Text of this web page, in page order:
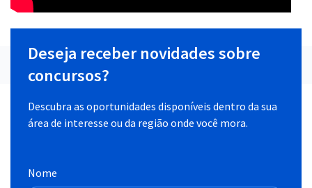
Deseja receber novidades sobre
concursos?
Descubra as oportunidades disponíveis dentro da sua
área de interesse ou da região onde você mora.
Nome